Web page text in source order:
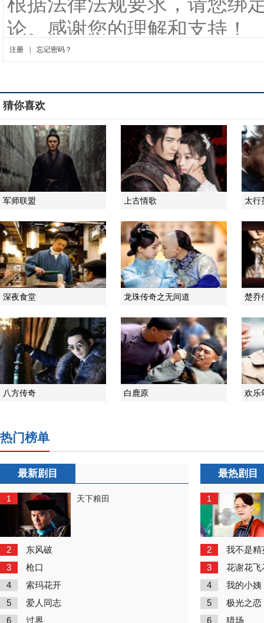
猜你喜欢
军师联盟 上古情歌 太行
深夜食堂 龙珠传奇之无间道 楚乔
八方传奇 白鹿原 欢乐
热门榜单
最新剧目
1 天下粮田
2 东风破
3 枪口
4 索玛花开
5 爱人同志
6 过界
最热剧目
1
2 我不是精
3 花谢花飞
4 我的小姨
5 极光之恋
6 猎场